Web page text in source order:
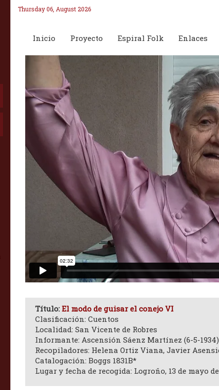
Thursday 06, August 2026
Inicio Proyecto Espiral Folk Enlaces
Título: El modo de guisar el conejo VI
Clasificación: Cuentos
Localidad: San Vicente de Robres
Informante: Ascensión Sáenz Martínez (6-5-1934)
Recopiladores: Helena Ortiz Viana, Javier
Catalogación: Boggs 1831B*
Lugar y fecha de recogida: Logroño, 13 de mayo